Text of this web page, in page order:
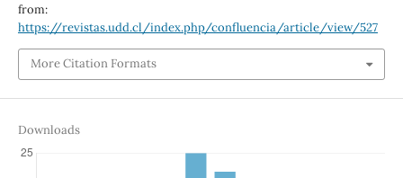
from:
https://revistas.udd.cl/index.php/confluencia/article/view/527
More Citation Formats
Downloads